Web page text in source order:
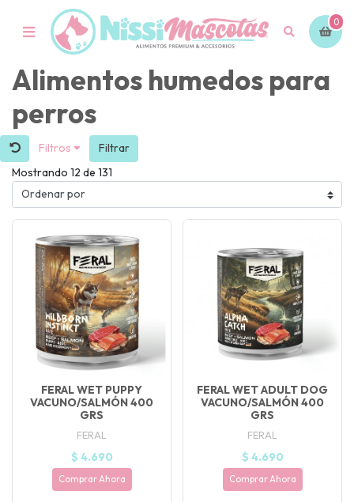
0
Alimentos humedos para
perros
Filtros
Filtrar
Mostrando 12 de 131
FERAL WET PUPPY
VACUNO/SALMÓN 400
GRS
FERAL
$ 4.690
Comprar Ahora
FERAL WET ADULT DOG
VACUNO/SALMÓN 400
GRS
FERAL
$ 4.690
Comprar Ahora